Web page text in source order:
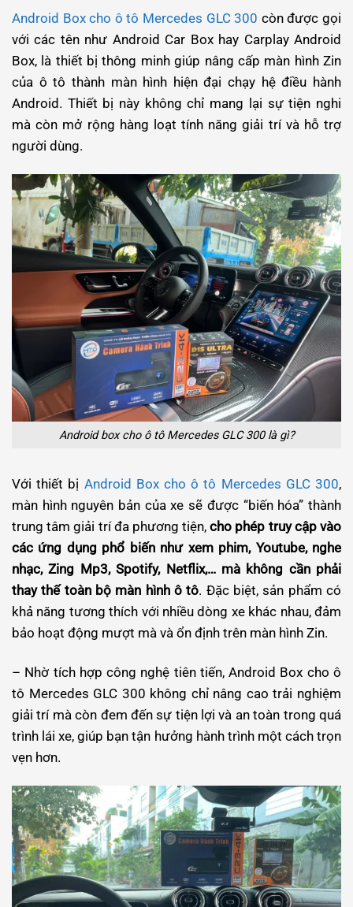
Android Box cho ô tô Mercedes GLC 300 còn được gọi
với các tên như Android Car Box hay Carplay Android
Box, là thiết bị thông minh giúp nâng cấp màn hình Zin
của ô tô thành màn hình hiện đại chạy hệ điều hành
Android. Thiết bị này không chỉ mang lại sự tiện nghi
mà còn mở rộng hàng loạt tính năng giải trí và hỗ trợ
người dùng.
Android box cho ô tô Mercedes GLC 300 là gì?
Với thiết bị Android Box cho ô tô Mercedes GLC 300,
màn hình nguyên bản của xe sẽ được “biến hóa” thành
trung tâm giải trí đa phương tiện,cho phép truy cập vào
các ứng dụng phổ biến như xem phim, Youtube, nghe
nhạc, Zing Mp3, Spotify, Netflix,… mà không cần phải
thay thế toàn bộ màn hình ô tô. Đặc biệt, sản phẩm có
khả năng tương thích với nhiều dòng xe khác nhau, đảm
bảo hoạt động mượt mà và ổn định trên màn hình Zin.
– Nhờ tích hợp công nghệ tiên tiến, Android Box cho ô
tô Mercedes GLC 300 không chỉ nâng cao trải nghiệm
giải trí mà còn đem đến sự tiện lợi và an toàn trong quá
trình lái xe, giúp bạn tận hưởng hành trình một cách trọn
vẹn hơn.